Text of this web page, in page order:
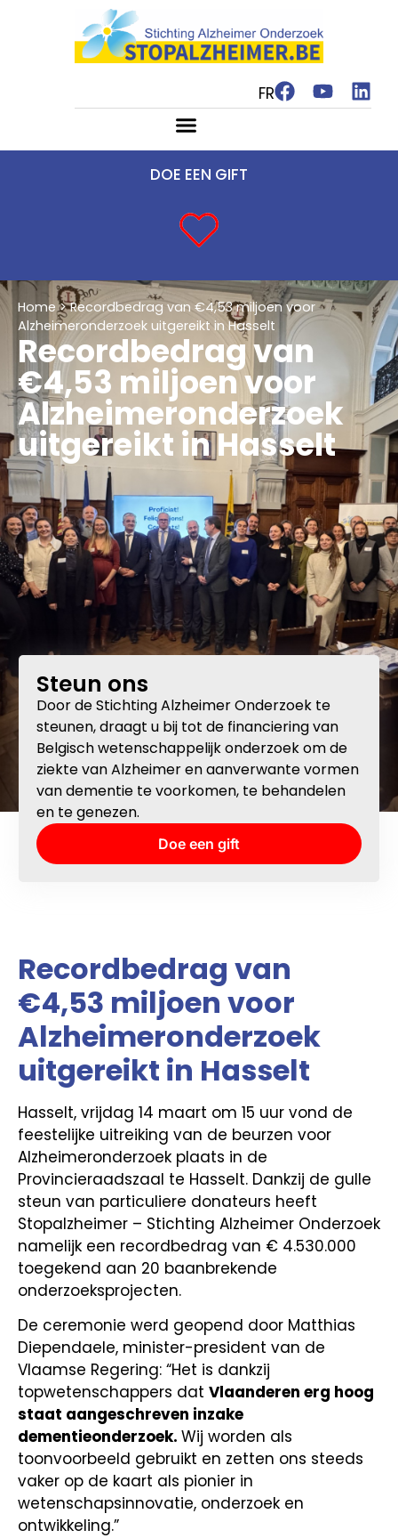
FR
DOE EEN GIFT
Home>Recordbedrag van €4,53 miljoen voor
Alzheimeronderzoek uitgereikt in Hasselt
Recordbedrag van
€4,53 miljoen voor
Alzheimeronderzoek
uitgereikt in Hasselt
Steun ons
Door de Stichting Alzheimer Onderzoek te
steunen, draagt u bij tot de financiering van
Belgisch wetenschappelijk onderzoek om de
ziekte van Alzheimer en aanverwante vormen
van dementie te voorkomen, te behandelen
en te genezen.
Doe een gift
Recordbedrag van
€4,53 miljoen voor
Alzheimeronderzoek
uitgereikt in Hasselt
Hasselt, vrijdag 14 maart om 15 uur vond de
feestelijke uitreiking van de beurzen voor
Alzheimeronderzoek plaats in de
Provincieraadszaal te Hasselt. Dankzij de gulle
steun van particuliere donateurs heeft
Stopalzheimer – Stichting Alzheimer Onderzoek
namelijk een recordbedrag van € 4.530.000
toegekend aan 20 baanbrekende
onderzoeksprojecten.
De ceremonie werd geopend door Matthias
Diependaele, minister-president van de
Vlaamse Regering: “Het is dankzij
topwetenschappers dat Vlaanderen erg hoog
staat aangeschreven inzake
dementieonderzoek. Wij worden als
toonvoorbeeld gebruikt en zetten ons steeds
vaker op de kaart als pionier in
wetenschapsinnovatie, onderzoek en
ontwikkeling.”